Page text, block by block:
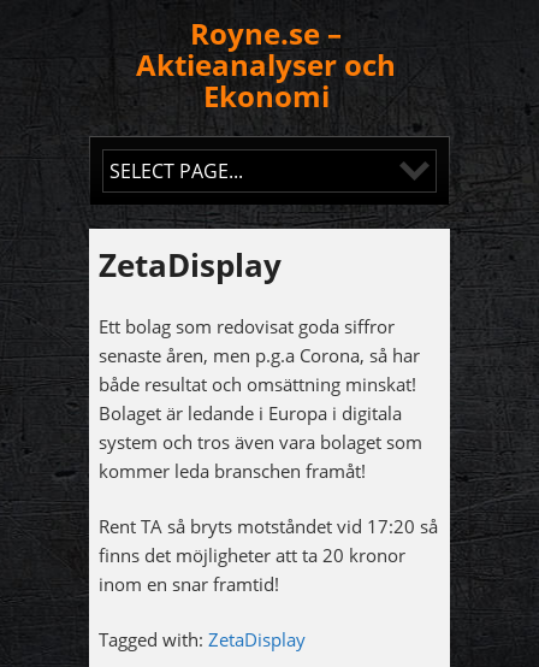
Royne.se –
Aktieanalyser och
Ekonomi
ZetaDisplay
Ett bolag som redovisat goda siffror
senaste åren, men p.g.a Corona, så har
både resultat och omsättning minskat!
Bolaget är ledande i Europa i digitala
system och tros även vara bolaget som
kommer leda branschen framåt!
Rent TA så bryts motståndet vid 17:20 så
finns det möjligheter att ta 20 kronor
inom en snar framtid!
Tagged with: ZetaDisplay